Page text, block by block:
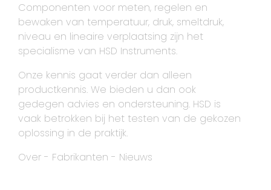
Componenten voor meten, regelen en
bewaken van temperatuur, druk, smeltdruk,
niveau en lineaire verplaatsing zijn het
specialisme van HSD Instruments.
Onze kennis gaat verder dan alleen
productkennis. We bieden u dan ook
gedegen advies en ondersteuning. HSD is
vaak betrokken bij het testen van de gekozen
oplossing in de praktijk.
Over - Fabrikanten - Nieuws